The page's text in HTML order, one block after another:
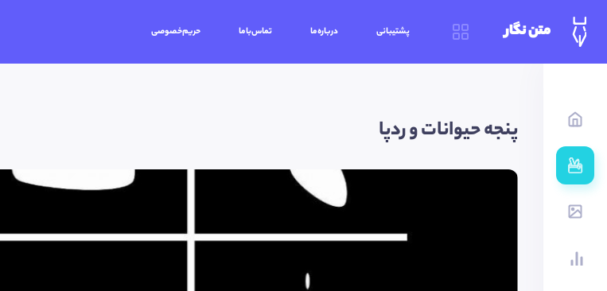
متن نگار پشتیبانی درباره‌ما تماس‌باما حریم‌خصوصی
پنجه حیوانات و ردپا